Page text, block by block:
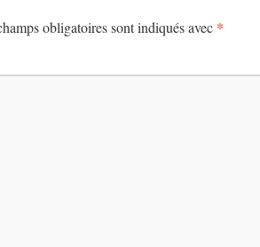
obligatoires sont indiqués avec *